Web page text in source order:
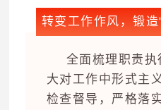
转变工作作风，锻造
全面梳理职责执
大对工作中形式主
检查督导，严格落